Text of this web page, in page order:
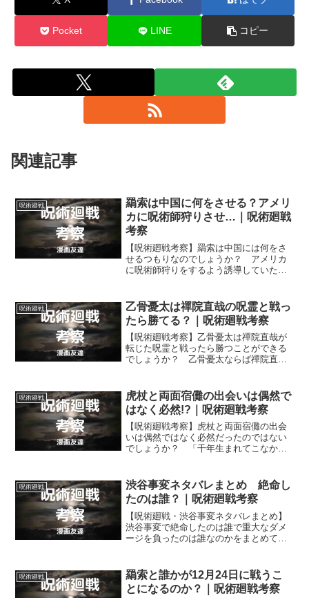
Pocket LINE コピー
関連記事
呪術廻戦
羂索は中国に何をさせる？アメリ
カに呪術師狩りさせ…｜呪術廻戦
考察
【呪術廻戦考察】羂索は中国には何をさ
せるつもりなのでしょうか？ アメリカ
に呪術師狩りをするよう誘導していた羂
ですが… いったい何をたくらんでいる
のでしょう？
呪術廻戦
乙骨憂太は禪院直哉の呪霊と戦っ
たら勝てる？｜呪術廻戦考察
【呪術廻戦考察】乙骨憂太は禪院直哉が
転じた呪霊と戦ったら勝つことができる
でしょうか？ 乙骨憂太ならば禪院直哉
が。
呪術廻戦
虎杖と両面宿儺の出会いは偶然で
はなく必然!?｜呪術廻戦考察
【呪術廻戦考察】虎杖と両面宿儺の出会
いは偶然ではなく必然だったのではない
でしょうか？ 「千年生まれてこなかっ
は考えにくいのではないかと思います。
呪術廻戦
渋谷事変ネタバレまとめ 絶命し
たのは誰？｜呪術廻戦考察
【呪術廻戦・渋谷事変ネタバレまとめ】
渋谷事変で絶命したのは誰で重大なダメ
ージを負ったのは誰なのかをまとめてみ
す。
呪術廻戦
羂索と誰かが12月24日に戦うこ
とになるのか？｜呪術廻戦考察